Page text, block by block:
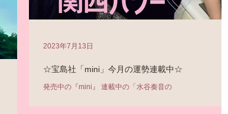
☆宝島社「mini」今月の運勢連載中☆
発売中の『mini』 連載中の「水谷奏音の
2023年7月13日